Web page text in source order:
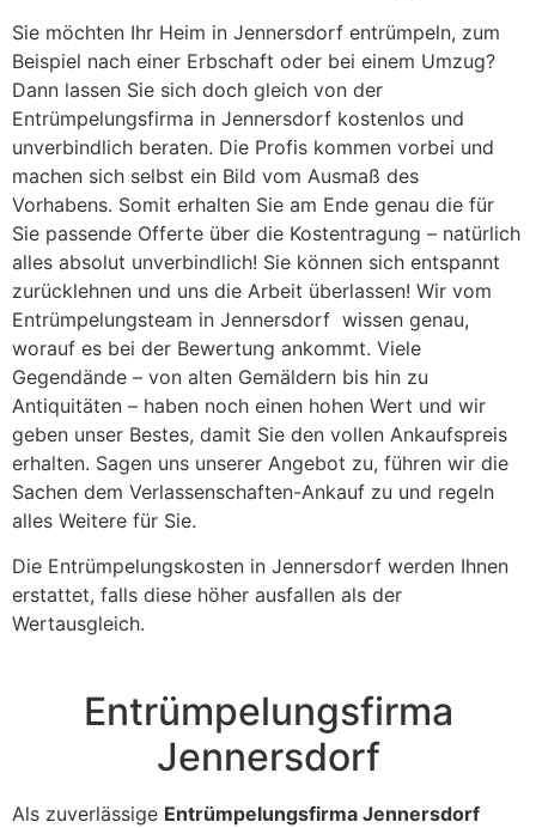
Sie möchten Ihr Heim in Jennersdorf entrümpeln, zum
Beispiel nach einer Erbschaft oder bei einem Umzug?
Dann lassen Sie sich doch gleich von der
Entrümpelungsfirma in Jennersdorf kostenlos und
unverbindlich beraten. Die Profis kommen vorbei und
machen sich selbst ein Bild vom Ausmaß des
Vorhabens. Somit erhalten Sie am Ende genau die für
Sie passende Offerte über die Kostentragung – natürlich
alles absolut unverbindlich! Sie können sich entspannt
zurücklehnen und uns die Arbeit überlassen! Wir vom
Entrümpelungsteam in Jennersdorf wissen genau,
worauf es bei der Bewertung ankommt. Viele
Gegendände – von alten Gemäldern bis hin zu
Antiquitäten – haben noch einen hohen Wert und wir
geben unser Bestes, damit Sie den vollen Ankaufspreis
erhalten. Sagen uns unserer Angebot zu, führen wir die
Sachen dem Verlassenschaften-Ankauf zu und regeln
alles Weitere für Sie.
Die Entrümpelungskosten in Jennersdorf werden Ihnen
erstattet, falls diese höher ausfallen als der
Wertausgleich.
Entrümpelungsfirma
Jennersdorf
Als zuverlässige Entrümpelungsfirma Jennersdorf